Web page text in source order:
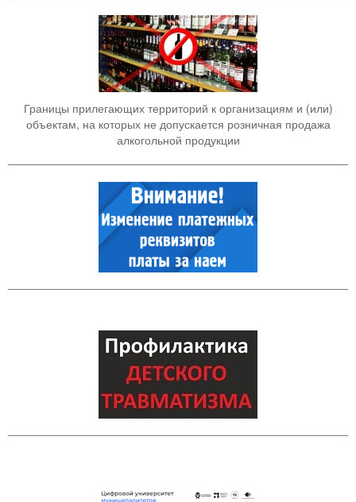
Границы прилегающих территорий к организациям и (или)
объектам, на которых не допускается розничная продажа
алкогольной продукции